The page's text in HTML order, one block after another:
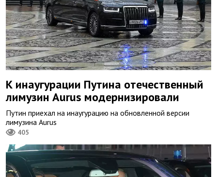
К инаугурации Путина отечественный
лимузин Aurus модернизировали
Путин приехал на инаугурацию на обновленной версии
лимузина Aurus
405